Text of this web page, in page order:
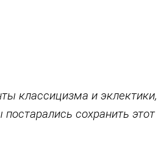
классицизма и эклектики,
сохранить этот